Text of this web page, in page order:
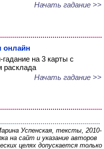
Начать гадание >>
онлайн
на 3 карты с
расклада
Начать гадание >>
Успенская, тексты, 2010-
на сайт и указание авторов
целях допускается только